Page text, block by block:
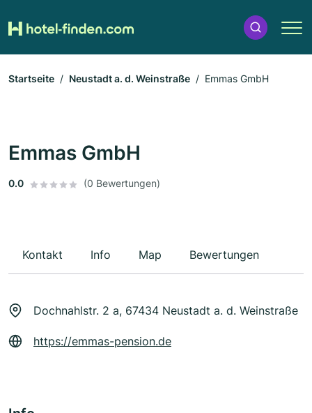
Startseite Neustadt a. d. Weinstraße Emmas GmbH
Emmas GmbH
0.0 (0 Bewertungen)
Kontakt Info Map Bewertungen
Dochnahlstr. 2 a, 67434 Neustadt a. d. Weinstraße
https://emmas-pension.de